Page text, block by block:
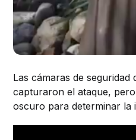
Las cámaras de
capturaron el ataque,
oscuro para determinar la